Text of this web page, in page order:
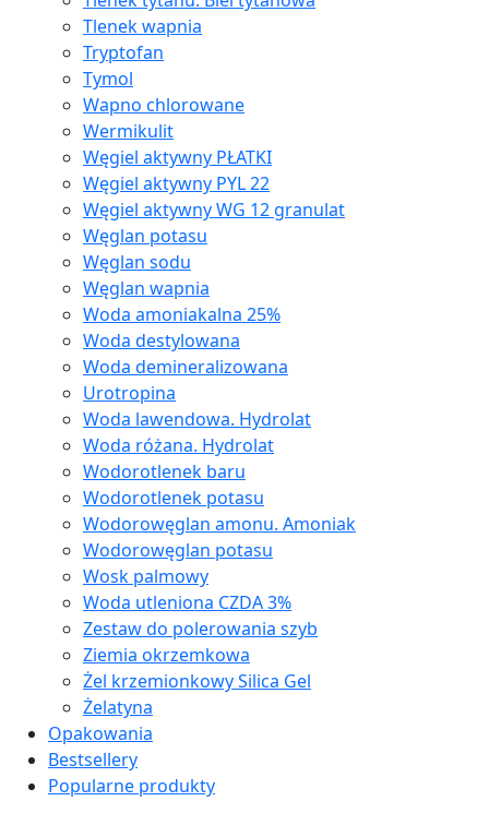
Tlenek wapnia
Tryptofan
Tymol
Wapno chlorowane
Wermikulit
Węgiel aktywny PŁATKI
Węgiel aktywny PYL 22
Węgiel aktywny WG 12 granulat
Węglan potasu
Węglan sodu
Węglan wapnia
Woda amoniakalna 25%
Woda destylowana
Woda demineralizowana
Urotropina
Woda lawendowa. Hydrolat
Woda różana. Hydrolat
Wodorotlenek baru
Wodorotlenek potasu
Wodorowęglan amonu. Amoniak
Wodorowęglan potasu
Wosk palmowy
Woda utleniona CZDA 3%
Zestaw do polerowania szyb
Ziemia okrzemkowa
Żel krzemionkowy Silica Gel
Żelatyna
Opakowania
Bestsellery
Popularne produkty